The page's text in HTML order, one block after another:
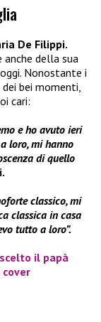
De Filippi.
della sua
Nonostante i
bei momenti,
cari:
e ho avuto ieri
loro, mi hanno
di quello
classico, mi
classica in casa
tutto a loro”.
il papà